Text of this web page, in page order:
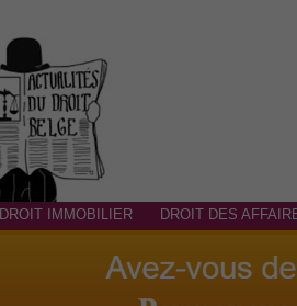
DROIT IMMOBILIER DROIT DES